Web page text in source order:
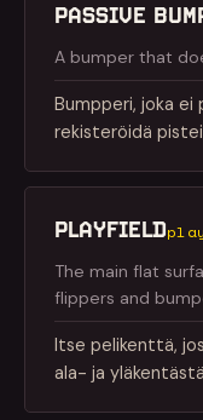
PASSIVE
A bumper that
Bumpperi, joka
rekisteröidä
PLAYFIELD
The main flat
flippers and
Itse pelikenttä,
ala- ja